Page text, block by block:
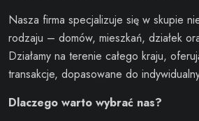
Nasza firma specjalizuje się w skupie
rodzaju – domów, mieszkań, działek
Działamy na terenie całego kraju,
transakcje, dopasowane do
Dlaczego warto wybrać nas?